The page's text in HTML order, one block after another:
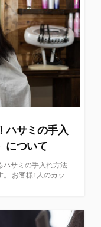
ハサミの手入
について
ハサミの手入れ方法
。 お客様1人のカッ